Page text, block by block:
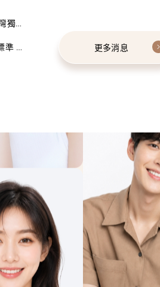
獨家
建 更多消息